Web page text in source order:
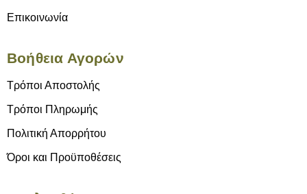
Επικοινωνία
Βοήθεια Αγορών
Τρόποι Αποστολής
Τρόποι Πληρωμής
Πολιτική Απορρήτου
Όροι και Προϋποθέσεις